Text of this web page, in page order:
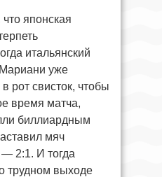
японская
итальянский
уже
в рот свисток, чтобы
время матча,
биллиардным
мяч
— 2:1. И тогда
трудном выходе